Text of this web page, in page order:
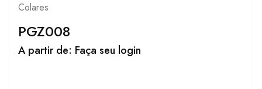
Colares
PGZ008
A partir de: Faça seu login